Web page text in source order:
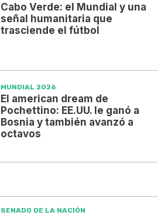
Cabo Verde: el Mundial y una
señal humanitaria que
trasciende el fútbol
MUNDIAL 2026
El american dream de
Pochettino: EE.UU. le ganó a
Bosnia y también avanzó a
octavos
SENADO DE LA NACIÓN